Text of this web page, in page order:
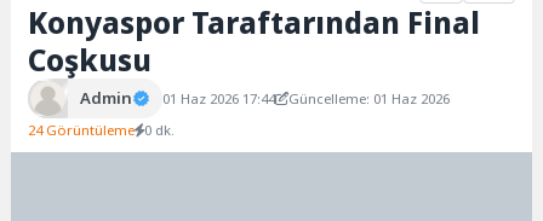
Konyaspor Taraftarından Final
Coşkusu
Admin 01 Haz 2026 17:44
Güncelleme: 01 Haz 2026
24 Görüntüleme 0 dk.